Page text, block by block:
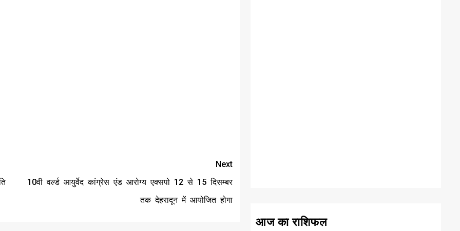
Next
10वी वर्ल्ड आयुर्वेद कांग्रेस एंड आरोग्य एक्सपो 12 से 15 दिसम्बर
तक देहरादून में आयोजित होगा
आज का राशिफल